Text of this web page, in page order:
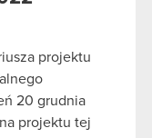
projektu
20 grudnia
projektu tej